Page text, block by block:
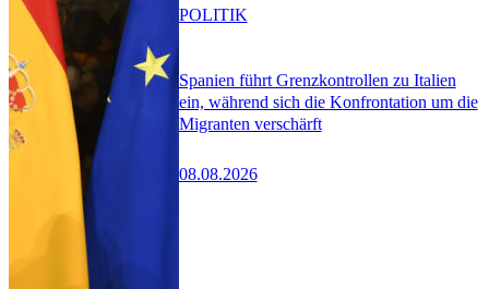
Spanien führt Grenzkontrollen zu Italien
ein, während sich die Konfrontation um die
Migranten verschärft
08.08.2026
POLITIK